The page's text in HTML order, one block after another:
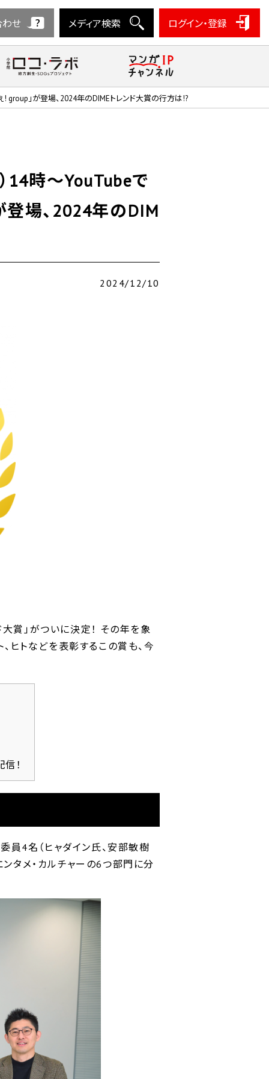
わせ メディア検索 ログイン・登録
! group」が登場、2024年のDIMEトレンド大賞の行方は!?
14時～YouTubeで
登場、2024年のDIM
2024/12/10
賞」がついに決定！ その年を象
ヒトなどを表彰するこの賞も、今
！
員4名（ヒャダイン氏、安部敏樹
ンタメ・カルチャーの6つ部門に分